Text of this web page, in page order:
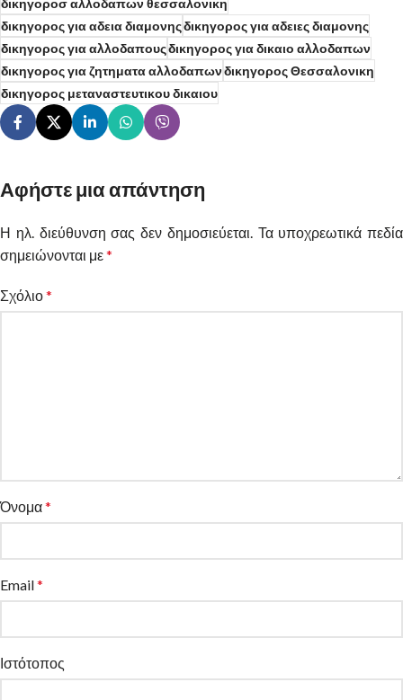
δικηγοροσ αλλοδαπων θεσσαλονικη
δικηγορος για αδεια διαμονηςδικηγορος για αδειες διαμονης
δικηγορος για αλλοδαπουςδικηγορος για δικαιο αλλοδαπων
δικηγορος για ζητηματα αλλοδαπωνδικηγορος Θεσσαλονικη
δικηγορος μεταναστευτικου δικαιου
Αφήστε μια απάντηση
Η ηλ. διεύθυνση σας δεν δημοσιεύεται. Τα υποχρεωτικά πεδία
σημειώνονται με*
Σχόλιο*
Όνομα*
Email*
Ιστότοπος
Alternative: